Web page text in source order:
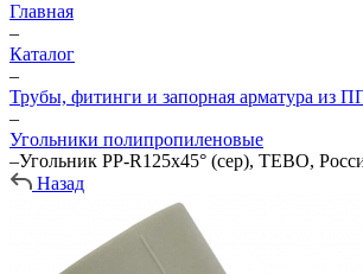
Главная
–
Каталог
–
Трубы, фитинги и запорная арматура из
–
Угольники полипропиленовые
–Угольник PP-R125х45° (сер), TEBO,
Назад